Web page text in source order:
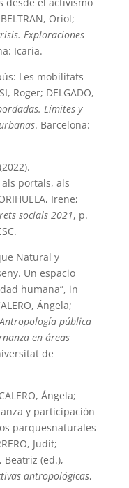
desde el activismo
Oriol;
Exploraciones
Icaria.
Les mobilitats
Roger; DELGADO,
Límites y
. Barcelona:
portals, als
Irene;
socials 2021, p.
Natural y
Un espacio
humana”, in
Ángela;
pública
en áreas
de
Ángela;
y participación
parquesnaturales
Judit;
Beatriz (ed.),
antropológicas,